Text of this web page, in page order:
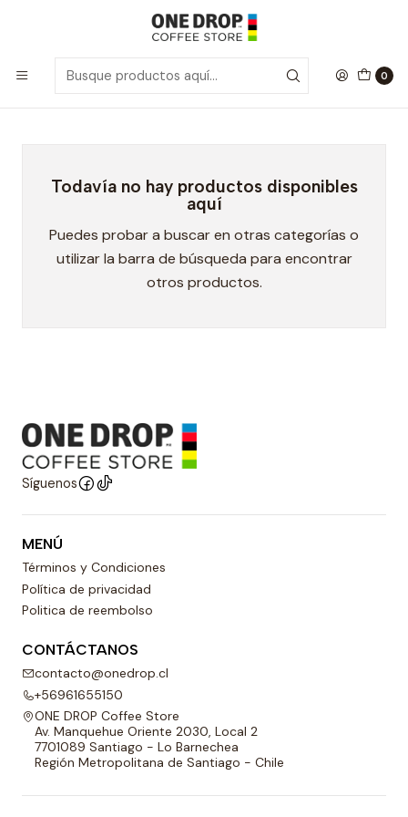
0
Inicio Superalimentos
Superalimentos
Todavía no hay productos disponibles
aquí
Puedes probar a buscar en otras categorías o
utilizar la barra de búsqueda para encontrar
otros productos.
Síguenos
MENÚ
Términos y Condiciones
Política de privacidad
Politica de reembolso
CONTÁCTANOS
contacto@onedrop.cl
+56961655150
ONE DROP Coffee Store
Av. Manquehue Oriente 2030, Local 2
7701089 Santiago - Lo Barnechea
Región Metropolitana de Santiago - Chile